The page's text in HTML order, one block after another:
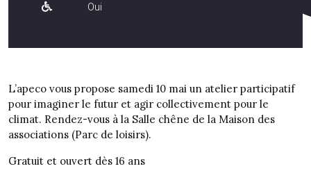
Oui
L’apeco vous propose samedi 10 mai un atelier participatif
pour imaginer le futur et agir collectivement pour le
climat. Rendez-vous à la Salle chêne de la Maison des
associations (Parc de loisirs).
Gratuit et ouvert dès 16 ans